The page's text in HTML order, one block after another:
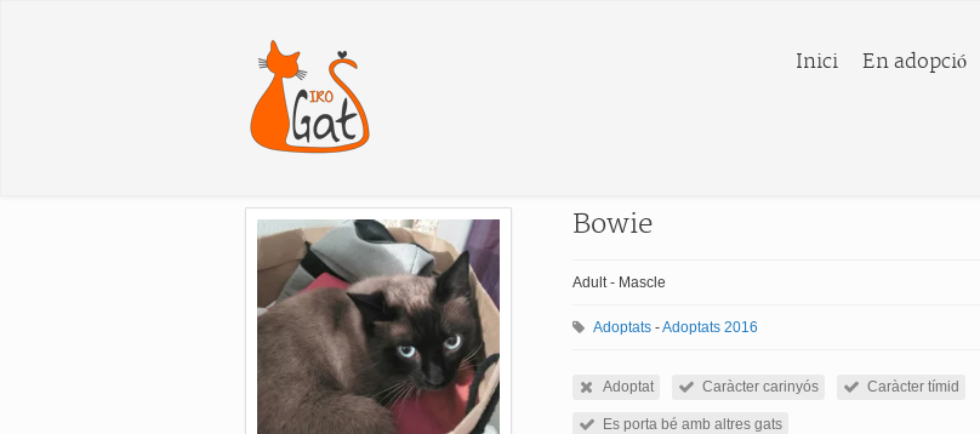
Inici En adopció
Bowie
Adult - Mascle
Adoptats -Adoptats 2016
Adoptat Caràcter carinyós Caràcter tímid
Es porta bé amb altres gats